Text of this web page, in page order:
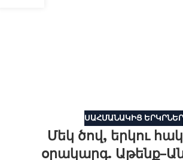
ՍԱՀՄԱՆԱԿԻՑ ԵՐԿՐՆԵՐ
Մեկ ծով, երկու
օրակարգ.